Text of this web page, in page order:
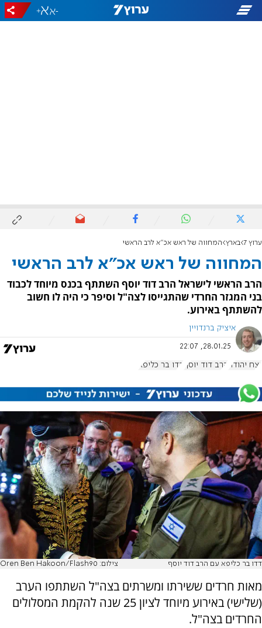
-
+
ערוץ 7 בארץ המחווה של ראש אכ"א לרב הראשי
המחווה של ראש אכ"א לרב הראשי
הרב הראשי לישראל הרב דוד יוסף השתתף בכנס מיוחד לכבוד
בני המגזר החרדי שהתגייסו לצה"ל וסיפר כי היה לו חשוב
להשתתף באירוע.
איציק ברנדויין
28.01.25, 22:07
נצח יהודה הרב דוד יוסף דדו בר כליפא
דדו בר כליפא עם הרב דוד יוסף צילום: Oren Ben Hakoon/Flash90
מאות חרדים ששירתו ומשרתים בצה"ל השתתפו הערב
(שלישי) באירוע מיוחד לציון 25 שנה להקמת המסלולים
החרדים בצה"ל.